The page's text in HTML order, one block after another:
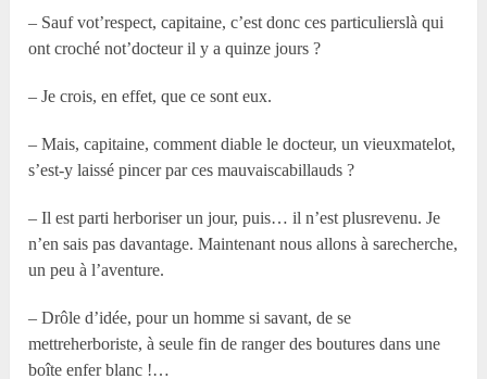
– Sauf vot’respect, capitaine, c’est donc ces particulierslà qui
ont croché not’docteur il y a quinze jours ?
– Je crois, en effet, que ce sont eux.
– Mais, capitaine, comment diable le docteur, un vieuxmatelot,
s’est-y laissé pincer par ces mauvaiscabillauds ?
– Il est parti herboriser un jour, puis… il n’est plusrevenu. Je
n’en sais pas davantage. Maintenant nous allons à sarecherche,
un peu à l’aventure.
– Drôle d’idée, pour un homme si savant, de se
mettreherboriste, à seule fin de ranger des boutures dans une
boîte enfer blanc !…